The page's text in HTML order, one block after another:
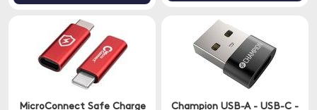
MicroConnect Safe Charge
Champion USB-A - USB-C -